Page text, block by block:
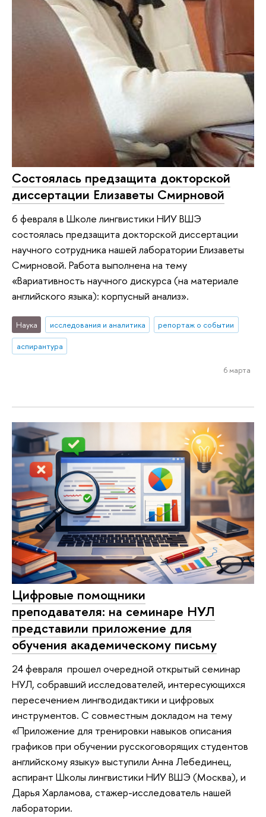
Состоялась предзащита докторской
диссертации Елизаветы Смирновой
6 февраля в Школе лингвистики НИУ ВШЭ
состоялась предзащита докторской диссертации
научного сотрудника нашей лаборатории Елизаветы
Смирновой. Работа выполнена на тему
«Вариативность научного дискурса (на материале
английского языка): корпусный анализ».
Наука исследования и аналитика
репортаж о событии
аспирантура
6 марта
Цифровые помощники
преподавателя: на семинаре НУЛ
представили приложение для
обучения академическому письму
24 февраля прошел очередной открытый семинар
НУЛ, собравший исследователей, интересующихся
пересечением лингводидактики и цифровых
инструментов. С совместным докладом на тему
«Приложение для тренировки навыков описания
графиков при обучении русскоговорящих студентов
английскому языку» выступили Анна Лебединец,
аспирант Школы лингвистики НИУ ВШЭ (Москва), и
Дарья Харламова, стажер-исследователь нашей
лаборатории.